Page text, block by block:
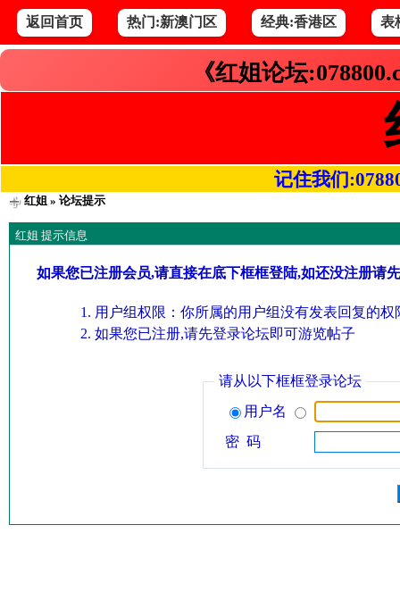
返回首页 热门:新澳门区 经典:香港区 表
《红姐论坛
记住我们
红姐» 论坛提示
红姐 提示信息
如果您已注册会员,请直接在底下框框登陆,如还没注册请
用户组权限：你所属的用户组没有发表回复的权
如果您已注册,请先登录论坛即可游览帖子
请从以下框框登录论坛
用户名
密 码